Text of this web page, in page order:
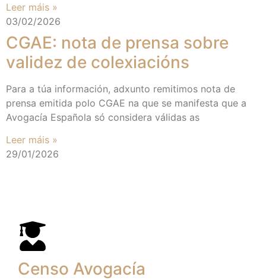
Leer máis »
03/02/2026
CGAE: nota de prensa sobre
validez de colexiacións
Para a túa información, adxunto remitimos nota de
prensa emitida polo CGAE na que se manifesta que a
Avogacía Española só considera válidas as
Leer máis »
29/01/2026
Censo Avogacía